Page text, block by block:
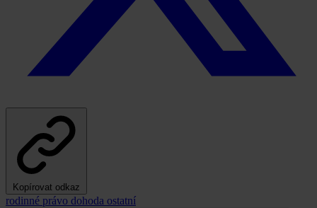
Kopírovat odkaz
rodinné právo dohoda ostatní